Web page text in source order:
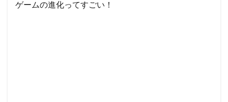
ゲームの進化ってすごい！